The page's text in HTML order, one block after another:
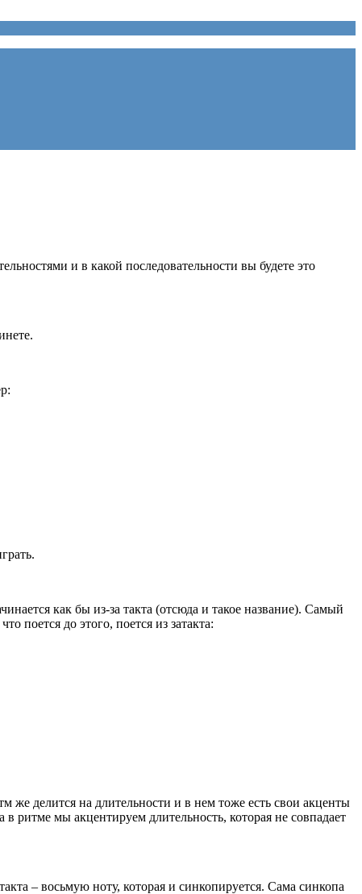
и в какой последовательности вы будете это
как бы из-за такта (отсюда и такое название). Самый
поется до этого, поется из затакта:
делится на длительности и в нем тоже есть свои акценты
мы акцентируем длительность, которая не совпадает
– восьмую ноту, которая и синкопируется. Сама синкопа